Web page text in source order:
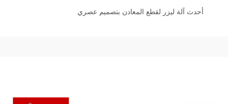
أحدث آلة ليزر لقطع المعادن بتصميم عصري